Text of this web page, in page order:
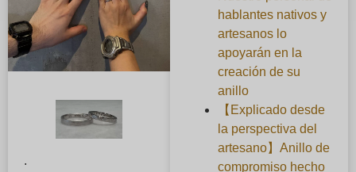
.
hablantes nativos y
artesanos lo
apoyarán en la
creación de su
anillo
【Explicado desde
la perspectiva del
artesano】Anillo de
compromiso hecho